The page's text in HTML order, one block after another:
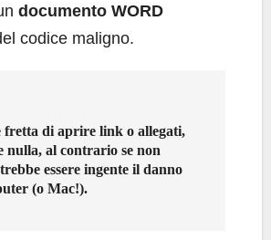
documento WORD
codice maligno.
fretta di aprire link o allegati,
nulla, al contrario se non
essere ingente il danno
(o Mac!).